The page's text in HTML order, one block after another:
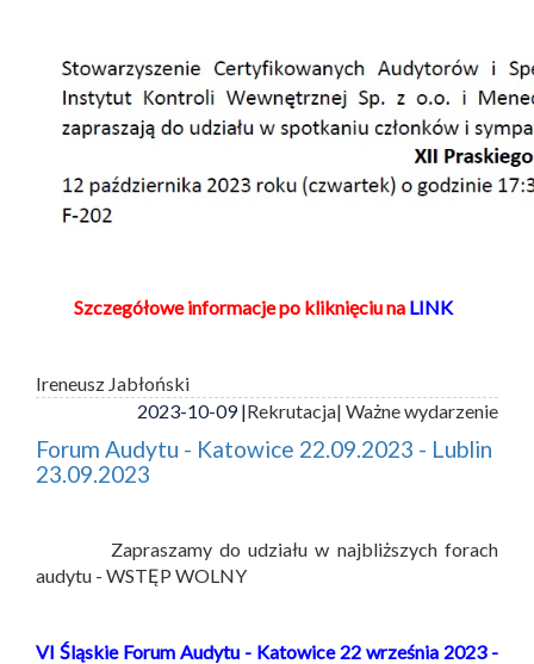
Szczegółowe informacje po kliknięciu na LINK
Ireneusz Jabłoński
2023-10-09 |Rekrutacja| Ważne wydarzenie
Forum Audytu - Katowice 22.09.2023 - Lublin
23.09.2023
Zapraszamy do udziału w najbliższych forach
audytu - WSTĘP WOLNY
VI Śląskie Forum Audytu - Katowice 22 września 2023 -